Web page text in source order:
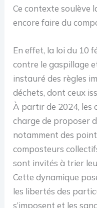
Ce contexte soulève
encore faire du
En effet, la loi du 10
contre le gaspillage
instauré des règles
déchets, dont ceux
À partir de 2024, les
charge de proposer
notamment des
composteurs
sont invités à trier
Cette dynamique
les libertés des
s’imposent et les